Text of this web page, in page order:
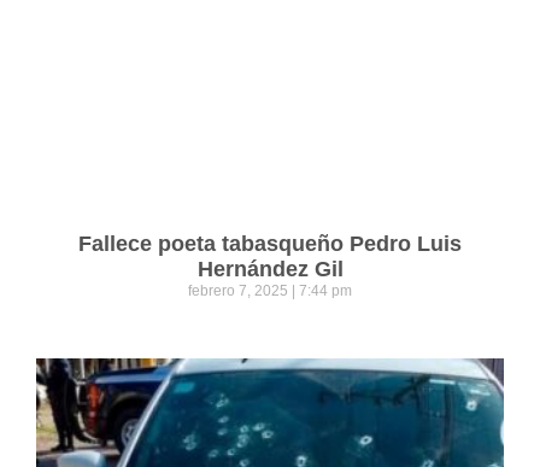
Fallece poeta tabasqueño Pedro Luis
Hernández Gil
febrero 7, 2025 7:44 pm